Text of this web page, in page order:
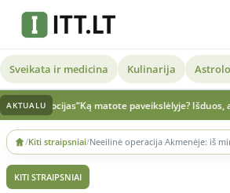
Sveikata ir medicina Kulinarija
AKTUALUKą matote paveikslėlyje? Išduos, ar lengvai
Skip
to
content
/Kiti straipsniai/
KITI STRAIPSNIAI